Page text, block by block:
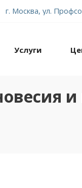
г. Москва, ул.
Услуги
и